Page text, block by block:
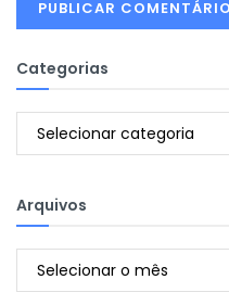
Categorias
Categorias
Arquivos
Arquivos